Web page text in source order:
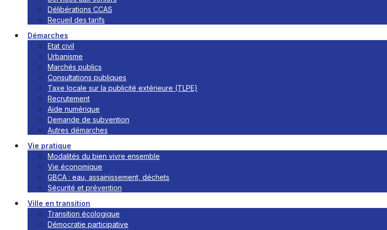
Délibérations CCAS
Recueil des tarifs
Démarches
Etat civil
Urbanisme
Marchés publics
Consultations publiques
Taxe locale sur la publicité extérieure (TLPE)
Recrutement
Aide numérique
Demande de subvention
Autres démarches
Vie pratique
Modalités du bien vivre ensemble
Vie économique
GBCA : eau, assainissement, déchets
Sécurité et prévention
Ville en transition
Transition écologique
Démocratie participative